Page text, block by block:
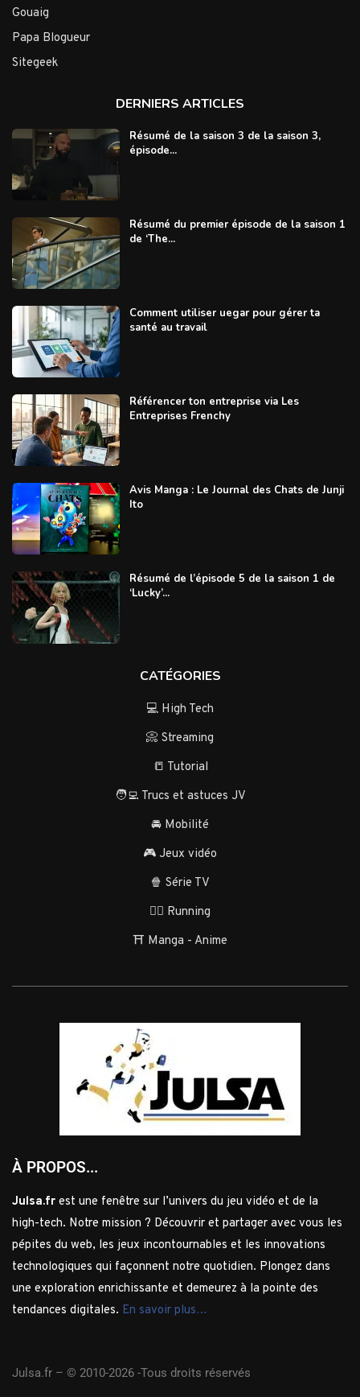
Gouaig
Papa Blogueur
Sitegeek
DERNIERS ARTICLES
Résumé de la saison 3 de la saison 3,
épisode...
Résumé du premier épisode de la saison 1
de ‘The...
Comment utiliser uegar pour gérer ta
santé au travail
Référencer ton entreprise via Les
Entreprises Frenchy
Avis Manga : Le Journal des Chats de Junji
Ito
Résumé de l’épisode 5 de la saison 1 de
‘Lucky’...
CATÉGORIES
💻 High Tech
📀 Streaming
📒 Tutorial
🧑‍💻 Trucs et astuces JV
🚘 Mobilité
🎮 Jeux vidéo
🍿 Série TV
🏃‍♂️ Running
⛩️ Manga - Anime
À PROPOS...
Julsa.fr est une fenêtre sur l’univers du jeu vidéo et de la
high-tech. Notre mission ? Découvrir et partager avec vous les
pépites du web, les jeux incontournables et les innovations
technologiques qui façonnent notre quotidien. Plongez dans
une exploration enrichissante et demeurez à la pointe des
tendances digitales. En savoir plus…
Julsa.fr – © 2010-2026 -Tous droits réservés